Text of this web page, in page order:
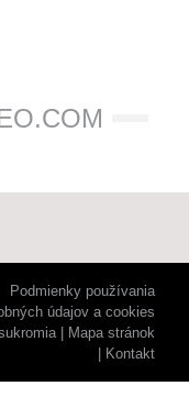
Podmienky používania
údajov a cookies
Mapa stránok
Kontakt